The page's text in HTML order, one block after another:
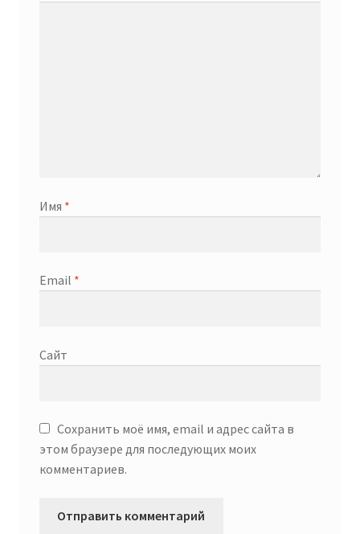
Имя *
Email *
Сайт
Сохранить моё имя, email и адрес сайта в
этом браузере для последующих моих
комментариев.